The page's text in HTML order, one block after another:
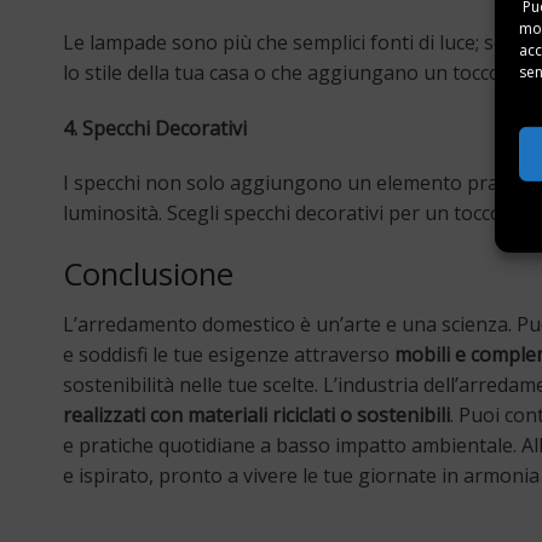
Le lampade sono più che semplici fonti di luce;
lo stile della tua casa o che aggiungano un tocco di
4. Specchi Decorativi
I specchi non solo aggiungono un elemento pratico
luminosità. Scegli specchi decorativi per un tocco di
Conclusione
L’arredamento domestico è un’arte e una scienza.
e soddisfi le tue esigenze attraverso mobili e
sostenibilità nelle tue scelte. L’industria
realizzati con materiali riciclati o sostenibili. Puoi
e pratiche quotidiane a basso impatto ambientale.
e ispirato, pronto a vivere le tue giornate in